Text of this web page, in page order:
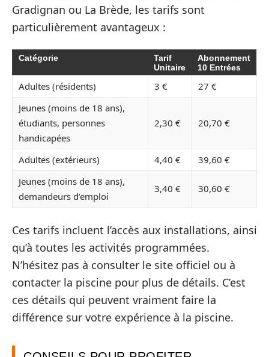
Gradignan ou La Brède, les tarifs sont
particulièrement avantageux :
Catégorie
Tarif
Unitaire
Abonnement
10 Entrées
Adultes (résidents) 3 €
27 €
Jeunes (moins de 18 ans),
étudiants, personnes
handicapées
2,30 € 20,70 €
Adultes (extérieurs) 4,40 €
39,60 €
Jeunes (moins de 18 ans),
demandeurs d’emploi
3,40 € 30,60 €
Ces tarifs incluent l’accès aux installations, ainsi
qu’à toutes les activités programmées.
N’hésitez pas à consulter le site officiel ou à
contacter la piscine pour plus de détails. C’est
ces détails qui peuvent vraiment faire la
différence sur votre expérience à la piscine.